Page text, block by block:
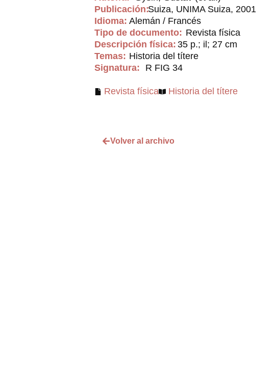
Publicación:Suiza, UNIMA Suiza, 2001
Idioma: Alemán / Francés
Tipo de documento: Revista física
Descripción física: 35 p.; il; 27 cm
Temas: Historia del títere
Signatura:
R FIG 34
Revista física Historia del títere
Volver al archivo